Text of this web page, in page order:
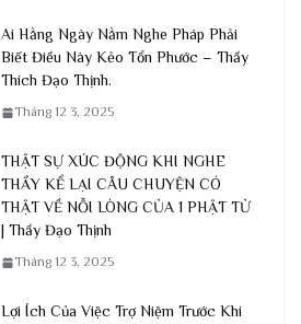
Ai Hằng Ngày Nằm Nghe Pháp Phải
Biết Điều Này Kẻo Tổn Phước – Thầy
Thích Đạo Thịnh.
Tháng 12 3, 2025
THẬT SỰ XÚC ĐỘNG KHI NGHE
THẦY KỂ LẠI CÂU CHUYỆN CÓ
THẬT VỀ NỖI LÒNG CỦA 1 PHẬT TỬ
| Thầy Đạo Thịnh
Tháng 12 3, 2025
Lợi Ích Của Việc Trợ Niệm Trước Khi